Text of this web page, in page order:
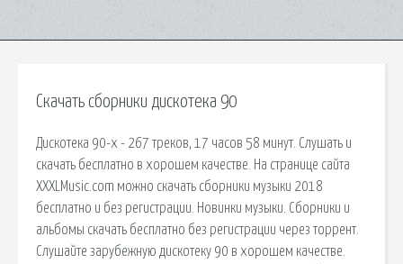
Скачать сборники дискотека 90
Дискотека 90-х - 267 треков, 17 часов 58 минут. Слушать и
скачать бесплатно в хорошем качестве. На странице сайта
XXXLMusic.com можно скачать сборники музыки 2018
бесплатно и без регистрации. Новинки музыки. Сборники и
альбомы скачать бесплатно без регистрации через торрент.
Слушайте зарубежную дискотеку 90 в хорошем качестве.